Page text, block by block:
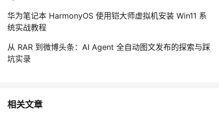
华为笔记本 HarmonyOS 使用铠大师虚拟机安装 Win11 系
统实战教程
从 RAR 到微博头条：AI Agent 全自动图文发布的探索与踩
坑实录
相关文章